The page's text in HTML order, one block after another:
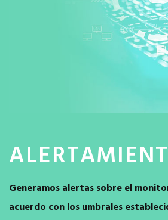
Generamos alertas sobre el
acuerdo con los umbrales